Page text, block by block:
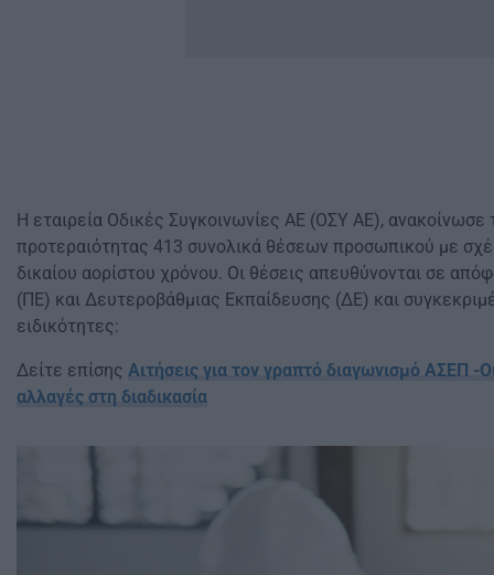
Η εταιρεία Οδικές Συγκοινωνίες ΑΕ (ΟΣΥ ΑΕ),
προτεραιότητας 413 συνολικά θέσεων προσωπικού με
δικαίου αορίστου χρόνου. Οι θέσεις απευθύνονται σε
(ΠΕ) και Δευτεροβάθμιας Εκπαίδευσης (ΔΕ) και
ειδικότητες:
Δείτε επίσης Αιτήσεις για τον γραπτό διαγωνισμό ΑΣΕΠ -
αλλαγές στη διαδικασία